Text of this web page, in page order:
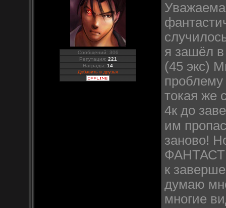
Сообщений: 306
Репутация: 221
Награды:14
Добавить в друзья
я зашёл в
(45 экс)
токая же
4к до
им
заново!
к
думаю
многие